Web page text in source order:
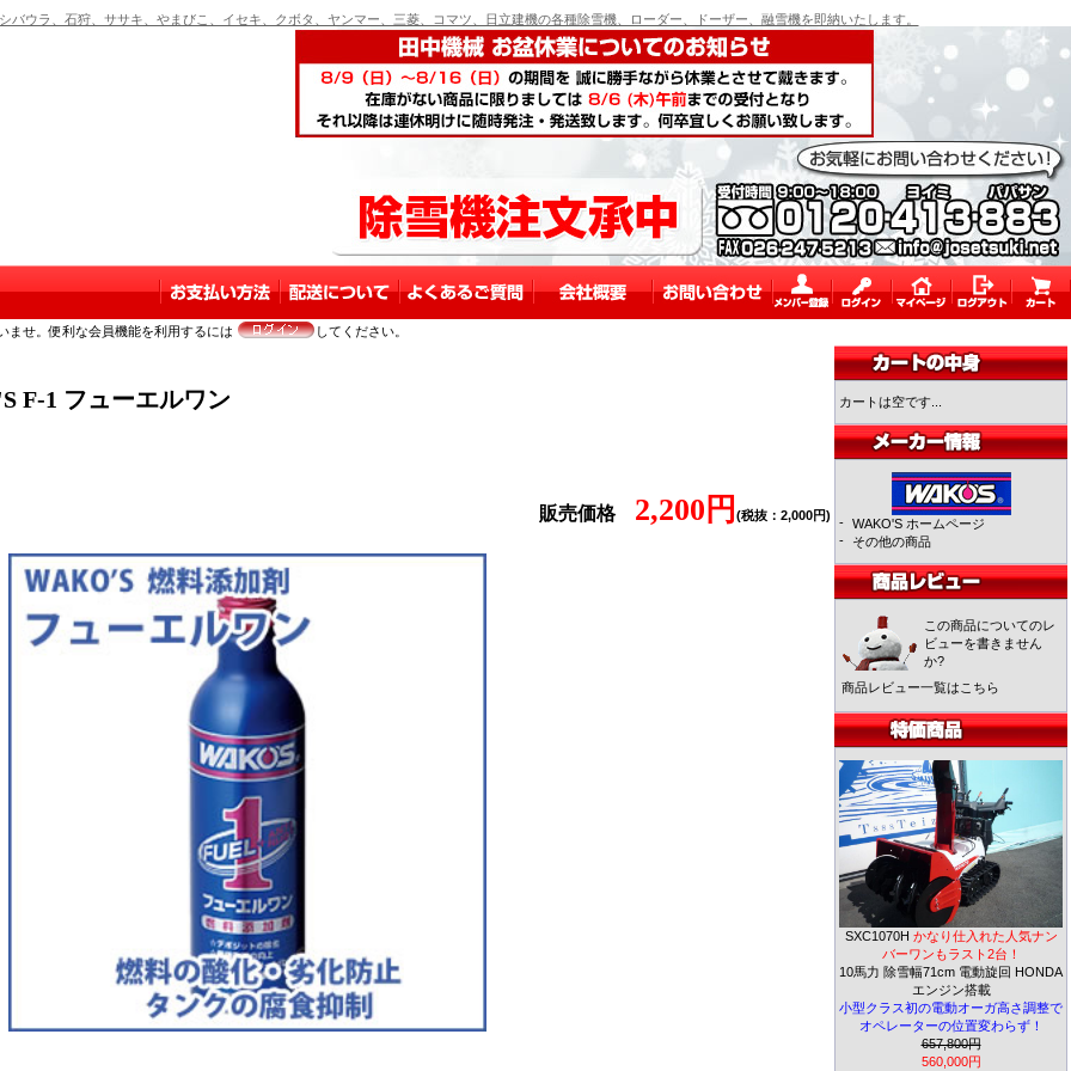
ラ、石狩、ササキ、やまびこ、イセキ、クボタ、ヤンマー、三菱、コマツ、日立建機の各種除雪機、ローダー、ドーザー、融雪機を即納いたします。
ませ。便利な会員機能を利用するには してください。
1 フューエルワン
販売価格 2,200円 (税抜：2,000円)
カートは空です...
- WAKO'S ホームページ
-
その他の商品
この商品についてのレ
ビューを書きません
か?
商品レビュー一覧はこちら
SXC1070H かなり仕入れた人気ナン
バーワンもラスト2台！
10馬力 除雪幅71cm 電動旋回 HONDA
エンジン搭載
小型クラス初の電動オーガ高さ調整で
オペレーターの位置変わらず！
657,800円
560,000円